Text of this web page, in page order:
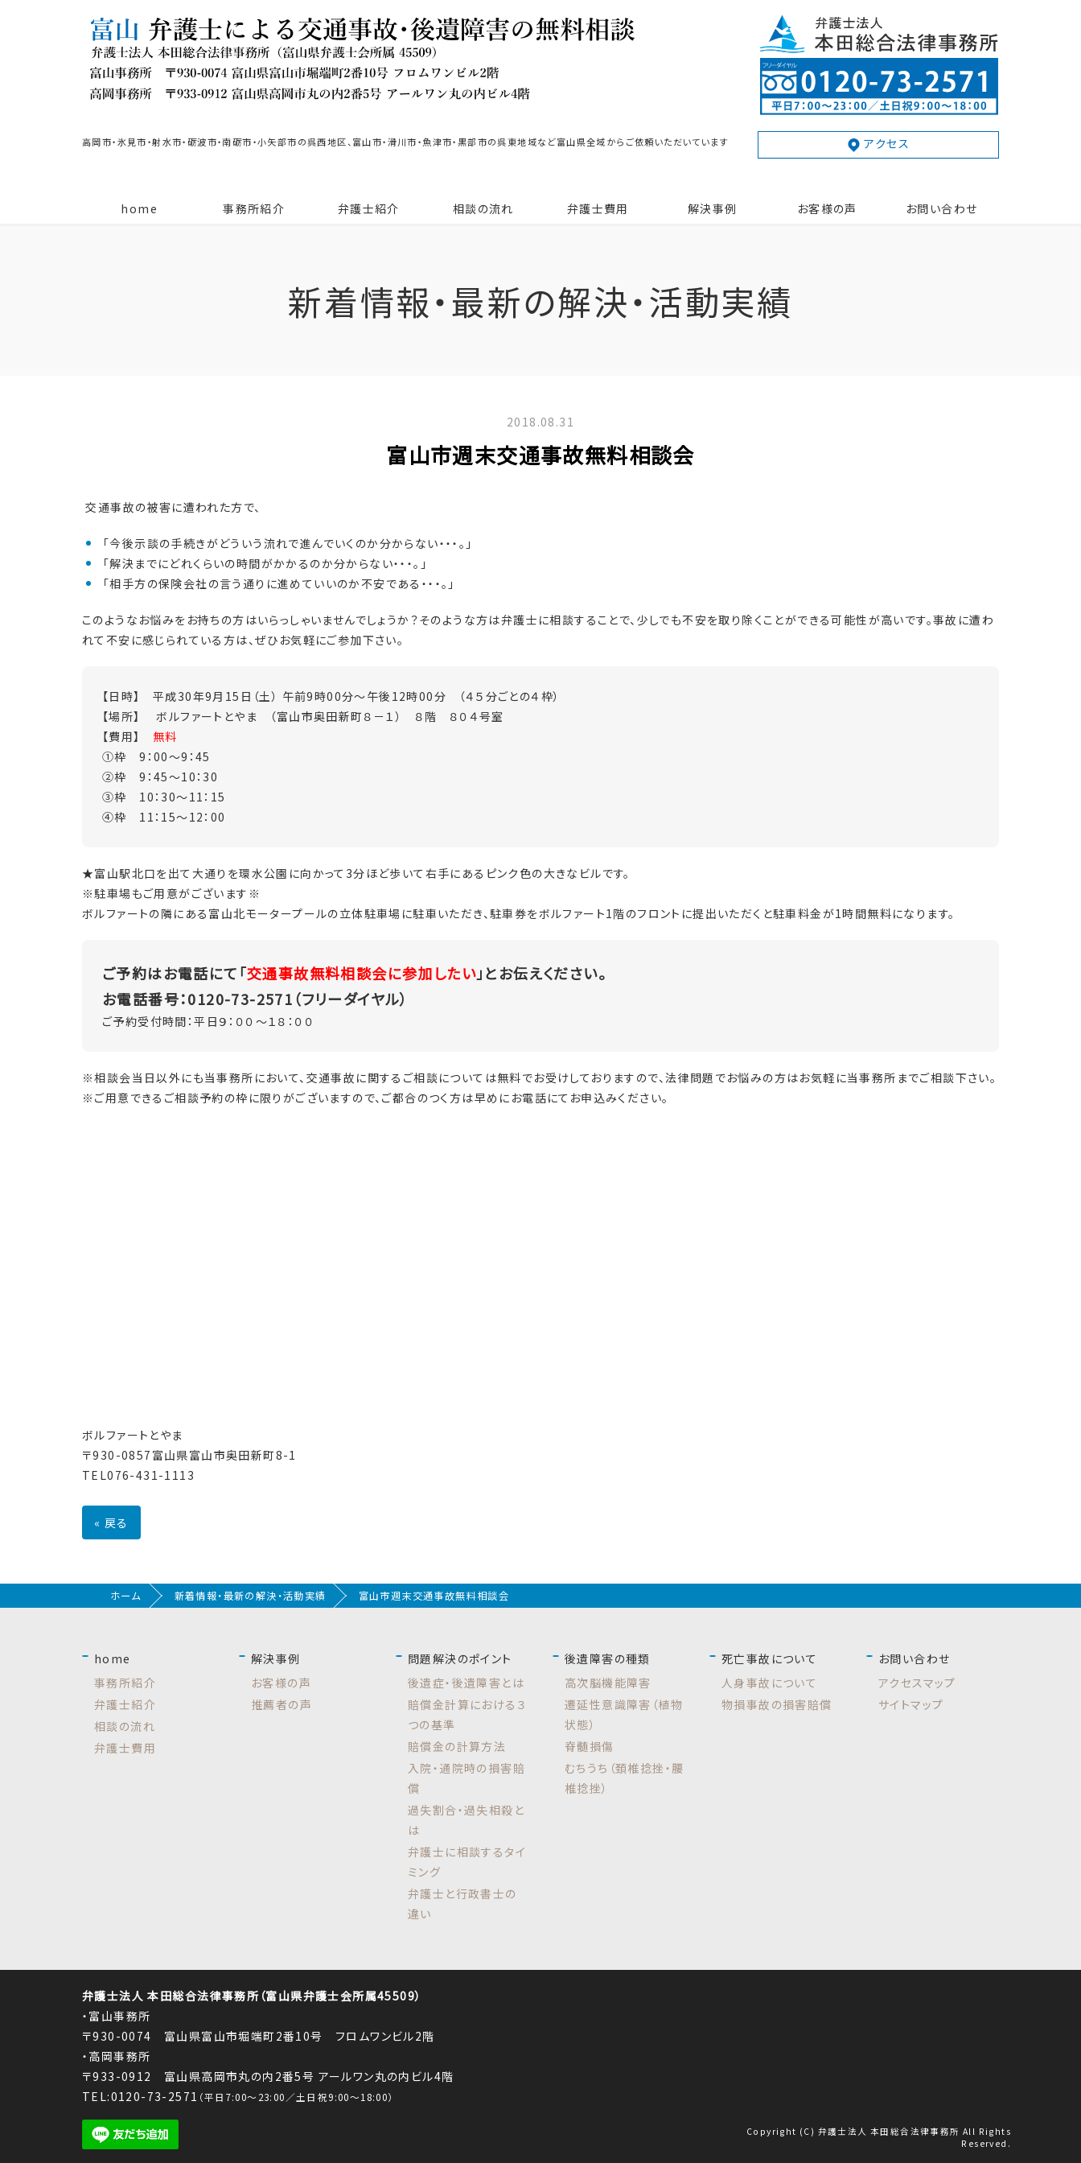
高岡市・氷見市・射水市・砺波市・南砺市・小矢部市の呉西地区、富山市・滑川市・魚津市・黒部市の呉東地域など富山県全域からご依頼いただいています アクセス
home 事務所紹介 弁護士紹介 相談の流れ 弁護士費用 解決事例 お客様の声 お問い合わせ
新着情報・最新の解決・活動実績
2018.08.31
富山市週末交通事故無料相談会
交通事故の被害に遭われた方で、
「今後示談の手続きがどういう流れで進んでいくのか分からない・・・。」
「解決までにどれくらいの時間がかかるのか分からない・・・。」
「相手方の保険会社の言う通りに進めていいのか不安である・・・。」
このようなお悩みをお持ちの方はいらっしゃいませんでしょうか？そのような方は弁護士に相談することで、少しでも不安を取り除くことができる可能性が高いです。事故に遭わ
れて不安に感じられている方は、ぜひお気軽にご参加下さい。
【日時】 平成30年9月15日（土） 午前9時00分～午後12時00分 （４５分ごとの４枠）
【場所】 ボルファートとやま （富山市奥田新町８－１） ８階 ８０４号室
【費用】 無料
①枠 9：00～9：45
②枠 9：45～10：30
③枠 10：30～11：15
④枠 11：15～12：00
★富山駅北口を出て大通りを環水公園に向かって3分ほど歩いて右手にあるピンク色の大きなビルです。
※駐車場もご用意がございます※
ボルファートの隣にある富山北モータープールの立体駐車場に駐車いただき、駐車券をボルファート1階のフロントに提出いただくと駐車料金が1時間無料になります。
ご予約はお電話にて「交通事故無料相談会に参加したい」とお伝えください。
お電話番号：0120-73-2571（フリーダイヤル）
ご予約受付時間：平日９：００～１８：００
※相談会当日以外にも当事務所において、交通事故に関するご相談については無料でお受けしておりますので、法律問題でお悩みの方はお気軽に当事務所までご相談下さい。
※ご用意できるご相談予約の枠に限りがございますので、ご都合のつく方は早めにお電話にてお申込みください。
ボルファートとやま
〒930-0857富山県富山市奥田新町8-1
TEL076-431-1113
« 戻る
ホーム 新着情報・最新の解決・活動実績 富山市週末交通事故無料相談会
home
事務所紹介
弁護士紹介
相談の流れ
弁護士費用
解決事例
お客様の声
推薦者の声
問題解決のポイント
後遺症・後遺障害とは
賠償金計算における３
つの基準
賠償金の計算方法
入院・通院時の損害賠
償
過失割合・過失相殺と
は
弁護士に相談するタイ
ミング
弁護士と行政書士の
違い
後遺障害の種類
高次脳機能障害
遷延性意識障害（植物
状態）
脊髄損傷
むちうち（頚椎捻挫・腰
椎捻挫）
死亡事故について
人身事故について
物損事故の損害賠償
お問い合わせ
アクセスマップ
サイトマップ
弁護士法人 本田総合法律事務所（富山県弁護士会所属45509）
・富山事務所
〒930-0074 富山県富山市堀端町2番10号 フロムワンビル2階
・高岡事務所
〒933-0912 富山県高岡市丸の内2番5号 アールワン丸の内ビル4階
TEL:0120-73-2571 （平日7:00～23:00／土日祝9:00～18:00）
Copyright (C) 弁護士法人 本田総合法律事務所 All Rights
Reserved.